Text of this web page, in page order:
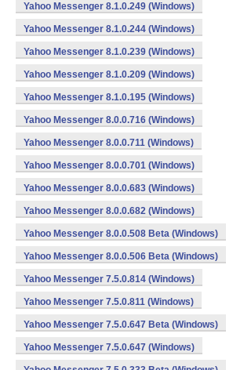
Yahoo Messenger 8.1.0.249 (Windows)
Yahoo Messenger 8.1.0.244 (Windows)
Yahoo Messenger 8.1.0.239 (Windows)
Yahoo Messenger 8.1.0.209 (Windows)
Yahoo Messenger 8.1.0.195 (Windows)
Yahoo Messenger 8.0.0.716 (Windows)
Yahoo Messenger 8.0.0.711 (Windows)
Yahoo Messenger 8.0.0.701 (Windows)
Yahoo Messenger 8.0.0.683 (Windows)
Yahoo Messenger 8.0.0.682 (Windows)
Yahoo Messenger 8.0.0.508 Beta (Windows)
Yahoo Messenger 8.0.0.506 Beta (Windows)
Yahoo Messenger 7.5.0.814 (Windows)
Yahoo Messenger 7.5.0.811 (Windows)
Yahoo Messenger 7.5.0.647 Beta (Windows)
Yahoo Messenger 7.5.0.647 (Windows)